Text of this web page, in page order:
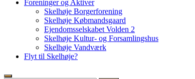
Foreninger og Aktiver
Skelhøje Borgerforening
Skelhøje Købmandsgaard
Ejendomsselskabet Volden 2
Skelhøje Kultur- og Forsamlingshus
Skelhøje Vandværk
Flyt til Skelhøje?